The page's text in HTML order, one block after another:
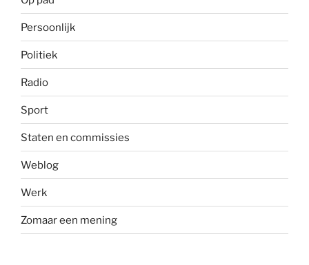
Persoonlijk
Politiek
Radio
Sport
Staten en commissies
Weblog
Werk
Zomaar een mening